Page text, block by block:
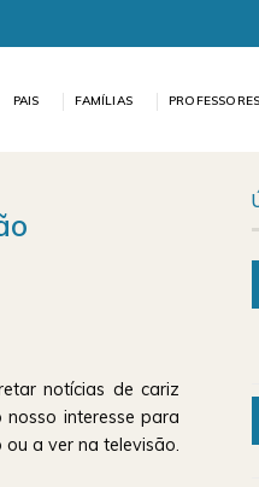
PAIS FAMÍLIAS PROFESSORES
notícias de cariz
interesse para
a ver na televisão.